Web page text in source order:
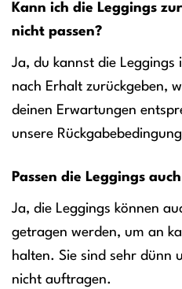
Kann ich die Leggings
nicht passen?
Ja, du kannst die Leggings
nach Erhalt zurückgeben,
deinen Erwartungen
unsere
Passen die Leggings
Ja, die Leggings können
getragen werden, um an
halten. Sie sind sehr dünn
nicht auftragen.